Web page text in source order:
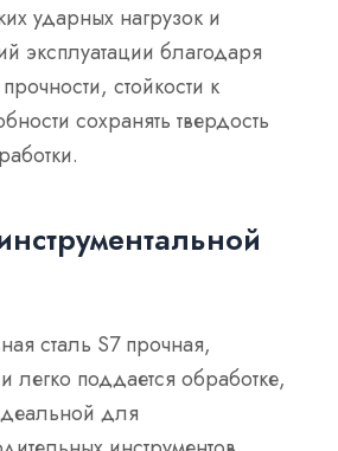
ударных нагрузок и
эксплуатации благодаря
стойкости к
сохранять твердость
сталь S7 прочная,
легко поддается обработке,
для